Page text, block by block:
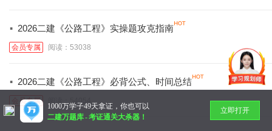
· 2026二建《公路工程》实操题攻克指南
会员专属 阅读：53038
· 2026二建《公路工程》必背公式、时间总结
会员专属 阅读：54054
1000万学子49天拿证，你也可以
二建万题库-考证通关大杀器！
立即打开